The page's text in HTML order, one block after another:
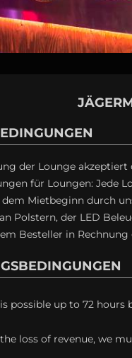
der Lounge
für Loungen: Jede
Mietbeginn durch
Polstern, der LED
Besteller in Rechnung
possible up to 72 hours
loss of revenue, we